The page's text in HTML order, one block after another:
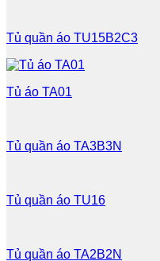
Tủ quần áo TU15B2C3
Tủ áo TA01
Tủ quần áo TA3B3N
Tủ quần áo TU16
Tủ quần áo TA2B2N